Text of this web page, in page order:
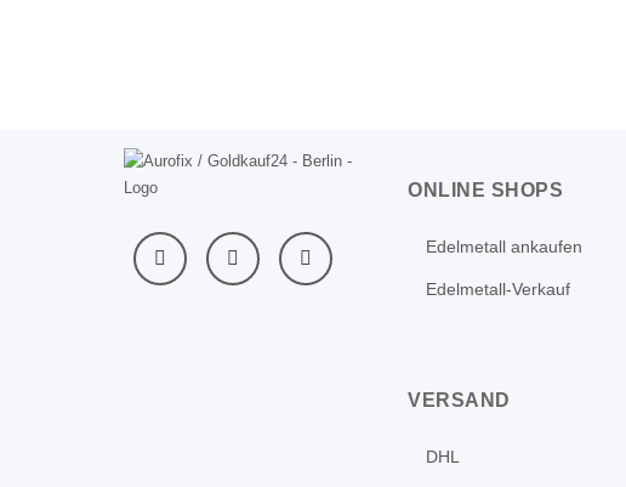
ONLINE SHOPS
Edelmetall ankaufen
Edelmetall-Verkauf
VERSAND
DHL